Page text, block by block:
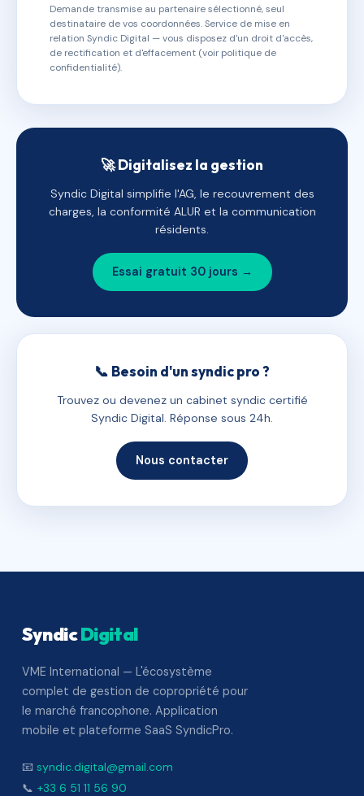
Demande transmise au partenaire sélectionné, seul
destinataire de vos coordonnées. Service de mise en
relation Syndic Digital — vous disposez d'un droit d'accès,
de rectification et d'effacement (voir politique de
confidentialité).
🚀 Digitalisez la gestion
Syndic Digital simplifie l'AG, le recouvrement des
charges, la conformité ALUR et la communication
résidents.
Essai gratuit 30 jours →
📞 Besoin d'un syndic pro ?
Trouvez ou devenez un cabinet syndic certifié
Syndic Digital. Réponse sous 24h.
Nous contacter
SyndicDigital
VME International — L'écosystème
complet de gestion de copropriété pour
le marché francophone. Application
mobile et plateforme SaaS SyndicPro.
📧 syndic.digital@gmail.com
📞 +33 6 51 11 56 90